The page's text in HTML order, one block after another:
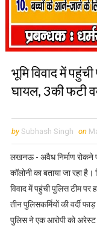
भूमि विवाद में
घायल, 3की फटी
by Subhash Singh on
लखनऊ - अवैध निर्माण रोकने
कॉलोनी का बताया जा रहा
विवाद में पहुंची पुलिस टीम पर
तीन पुलिसकर्मियों की वर्दी
पुलिस ने एक आरोपी को अरेस्ट